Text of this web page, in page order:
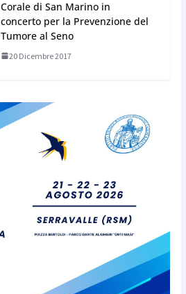
Corale di San Marino in
concerto per la Prevenzione del
Tumore al Seno
20 Dicembre 2017